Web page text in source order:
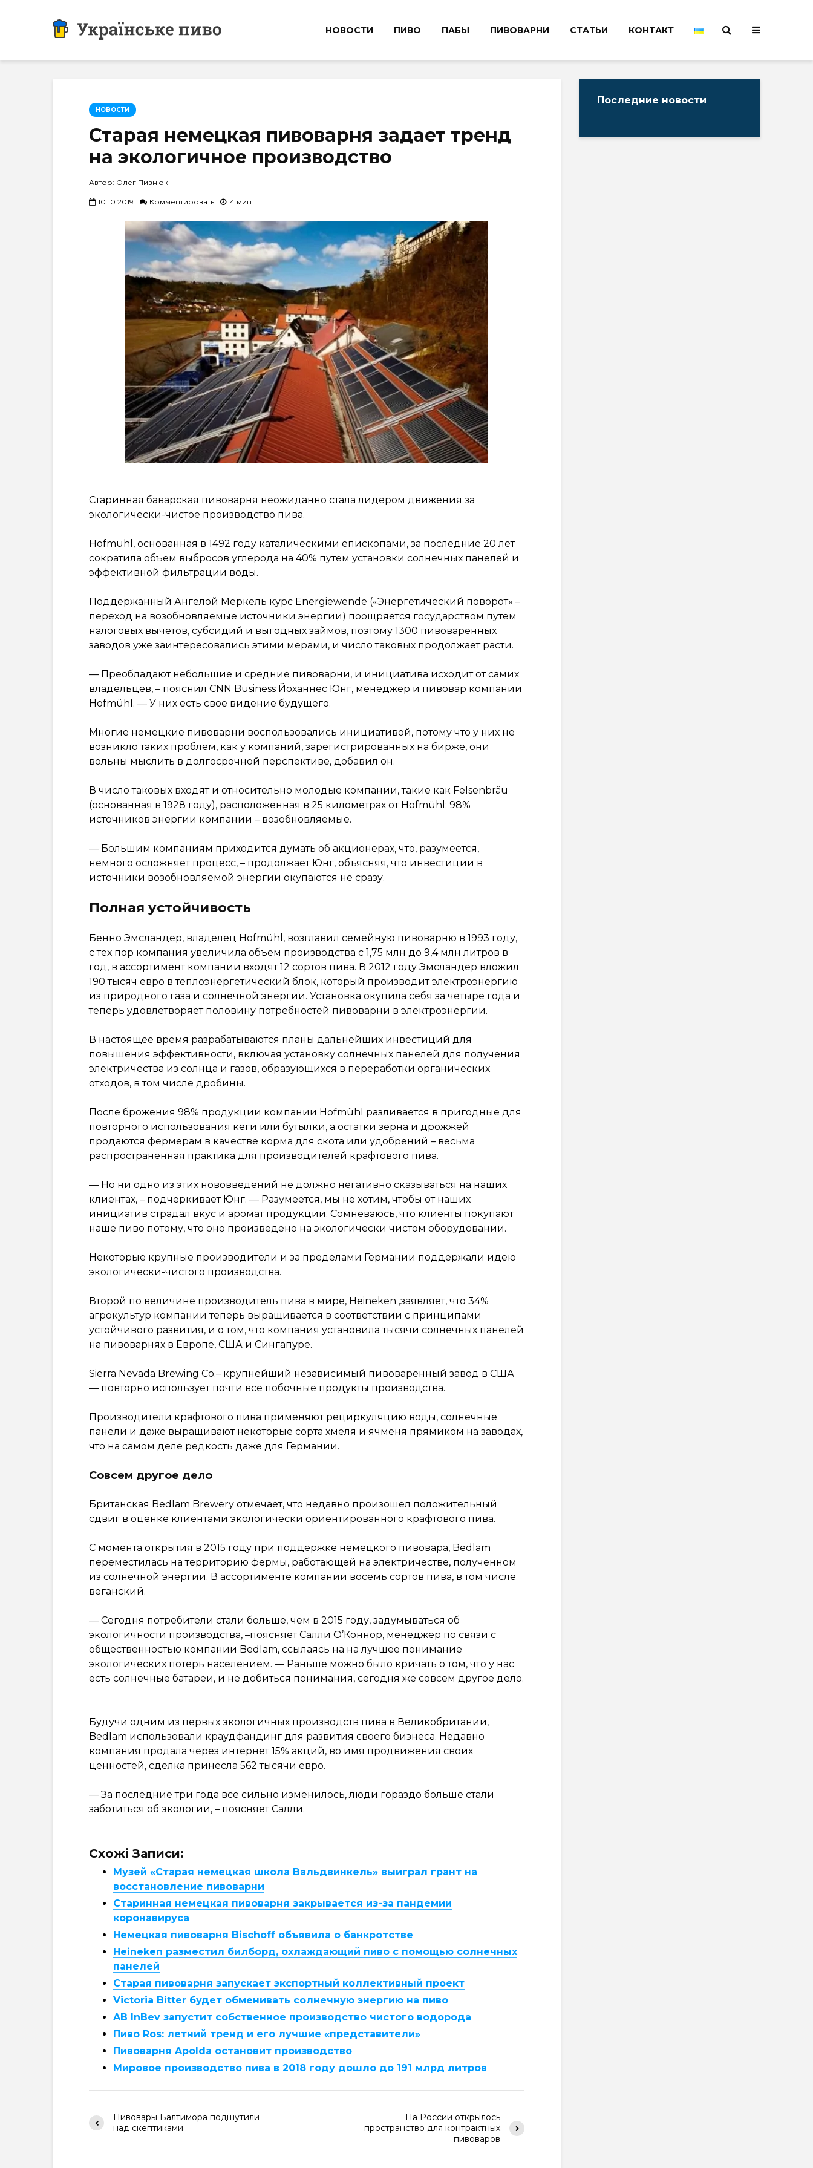
НОВОСТИ ПИВО ПАБЫ ПИВОВАРНИ СТАТЬИ КОНТАКТ
НОВОСТИ
Старая немецкая пивоварня задает тренд
на экологичное производство
Автор: Олег Пивнюк
10.10.2019 Комментировать 4 мин.
Старинная баварская пивоварня неожиданно стала лидером движения за
экологически-чистое производство пива.
Hofmühl, основанная в 1492 году каталическими епископами, за последние 20 лет
сократила объем выбросов углерода на 40% путем установки солнечных панелей и
эффективной фильтрации воды.
Поддержанный Ангелой Меркель курс Energiewende («Энергетический поворот» –
переход на возобновляемые источники энергии) поощряется государством путем
налоговых вычетов, субсидий и выгодных займов, поэтому 1300 пивоваренных
заводов уже заинтересовались этими мерами, и число таковых продолжает расти.
— Преобладают небольшие и средние пивоварни, и инициатива исходит от самих
владельцев, – пояснил CNN Business Йоханнес Юнг, менеджер и пивовар компании
Hofmühl. — У них есть свое видение будущего.
Многие немецкие пивоварни воспользовались инициативой, потому что у них не
возникло таких проблем, как у компаний, зарегистрированных на бирже, они
вольны мыслить в долгосрочной перспективе, добавил он.
В число таковых входят и относительно молодые компании, такие как Felsenbräu
(основанная в 1928 году), расположенная в 25 километрах от Hofmühl: 98%
источников энергии компании – возобновляемые.
— Большим компаниям приходится думать об акционерах, что, разумеется,
немного осложняет процесс, – продолжает Юнг, объясняя, что инвестиции в
источники возобновляемой энергии окупаются не сразу.
Полная устойчивость
Бенно Эмсландер, владелец Hofmühl, возглавил семейную пивоварню в 1993 году,
с тех пор компания увеличила объем производства с 1,75 млн до 9,4 млн литров в
год, в ассортимент компании входят 12 сортов пива. В 2012 году Эмсландер вложил
190 тысяч евро в теплоэнергетический блок, который производит электроэнергию
из природного газа и солнечной энергии. Установка окупила себя за четыре года и
теперь удовлетворяет половину потребностей пивоварни в электроэнергии.
В настоящее время разрабатываются планы дальнейших инвестиций для
повышения эффективности, включая установку солнечных панелей для получения
электричества из солнца и газов, образующихся в переработки органических
отходов, в том числе дробины.
После брожения 98% продукции компании Hofmühl разливается в пригодные для
повторного использования кеги или бутылки, а остатки зерна и дрожжей
продаются фермерам в качестве корма для скота или удобрений – весьма
распространенная практика для производителей крафтового пива.
— Но ни одно из этих нововведений не должно негативно сказываться на наших
клиентах, – подчеркивает Юнг. — Разумеется, мы не хотим, чтобы от наших
инициатив страдал вкус и аромат продукции. Сомневаюсь, что клиенты покупают
наше пиво потому, что оно произведено на экологически чистом оборудовании.
Некоторые крупные производители и за пределами Германии поддержали идею
экологически-чистого производства.
Второй по величине производитель пива в мире, Heineken ,заявляет, что 34%
агрокультур компании теперь выращивается в соответствии с принципами
устойчивого развития, и о том, что компания установила тысячи солнечных панелей
на пивоварнях в Европе, США и Сингапуре.
Sierra Nevada Brewing Co.– крупнейший независимый пивоваренный завод в США
— повторно использует почти все побочные продукты производства.
Производители крафтового пива применяют рециркуляцию воды, солнечные
панели и даже выращивают некоторые сорта хмеля и ячменя прямиком на заводах,
что на самом деле редкость даже для Германии.
Совсем другое дело
Британская Bedlam Brewery отмечает, что недавно произошел положительный
сдвиг в оценке клиентами экологически ориентированного крафтового пива.
С момента открытия в 2015 году при поддержке немецкого пивовара, Bedlam
переместилась на территорию фермы, работающей на электричестве, полученном
из солнечной энергии. В ассортименте компании восемь сортов пива, в том числе
веганский.
— Сегодня потребители стали больше, чем в 2015 году, задумываться об
экологичности производства, –поясняет Салли О’Коннор, менеджер по связи с
общественностью компании Bedlam, ссылаясь на на лучшее понимание
экологических потерь населением. — Раньше можно было кричать о том, что у нас
есть солнечные батареи, и не добиться понимания, сегодня же совсем другое дело.
Будучи одним из первых экологичных производств пива в Великобритании,
Bedlam использовали краудфандинг для развития своего бизнеса. Недавно
компания продала через интернет 15% акций, во имя продвижения своих
ценностей, сделка принесла 562 тысячи евро.
— За последние три года все сильно изменилось, люди гораздо больше стали
заботиться об экологии, – поясняет Салли.
Схожі Записи:
Музей «Старая немецкая школа Вальдвинкель» выиграл грант на
восстановление пивоварни
Старинная немецкая пивоварня закрывается из-за пандемии
коронавируса
Немецкая пивоварня Bischoff объявила о банкротстве
Heineken разместил билборд, охлаждающий пиво с помощью солнечных
панелей
Старая пивоварня запускает экспортный коллективный проект
Victoria Bitter будет обменивать солнечную энергию на пиво
AB InBev запустит собственное производство чистого водорода
Пиво Ros: летний тренд и его лучшие «представители»
Пивоварня Apolda остановит производство
Мировое производство пива в 2018 году дошло до 191 млрд литров
Пивовары Балтимора подшутили
над скептиками
На России открылось
пространство для контрактных
пивоваров
Последние новости